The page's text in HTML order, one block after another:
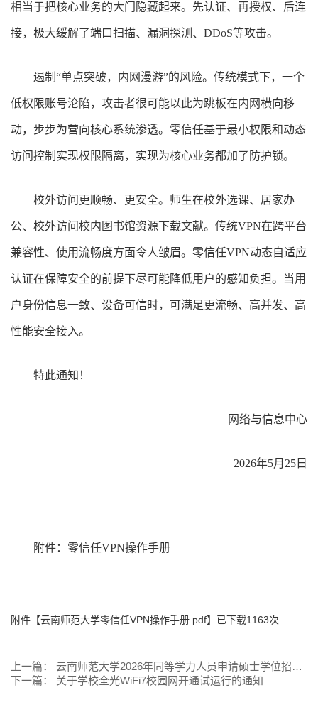
相当于把核心业务的大门隐藏起来。先认证、再授权、后连
接，极大缓解了端口扫描、漏洞探测、 DDoS等攻击。
遏制“单点突破，内网漫游”的风险。传统模式下，一个
低权限账号沦陷，攻击者很可能以此为跳板在内网横向移
动，步步为营向核心系统渗透。零信任基于最小权限和动态
访问控制实现权限隔离，实现为核心业务都加了防护锁。
校外访问更顺畅、更安全。师生在校外选课、居家办
公、校外访问校内图书馆资源下载文献。传统VPN在跨平台
兼容性、使用流畅度方面令人皱眉。零信任VPN动态自适应
认证在保障安全的前提下尽可能降低用户的感知负担。当用
户身份信息一致、设备可信时，可满足更流畅、高并发、高
性能安全接入。
特此通知！
网络与信息中心
2026年5月 25 日
附件：零信任VPN操作手册
附件【云南师范大学零信任VPN操作手册.pdf】已下载1163次
上一篇： 云南师范大学2026年同等学力人员申请硕士学位招生简章
下一篇： 关于学校全光WiFi7校园网开通试运行的通知